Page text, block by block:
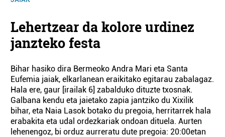
Lehertzear da kolore urdinez
janzteko festa
Bihar hasiko dira Bermeoko Andra Mari eta Santa
Eufemia jaiak, elkarlanean eraikitako egitarau zabalagaz.
Hala ere, gaur [irailak 6] zabalduko dituzte txosnak.
Galbana kendu eta jaietako zapia jantziko du Xixilik
bihar, eta Naia Lasok botako du pregoia, herritarrek hala
erabakita eta udal ordezkariak ondoan dituela. Aurten
lehenengoz, bi orduz aurreratu dute pregoia: 20:00etan